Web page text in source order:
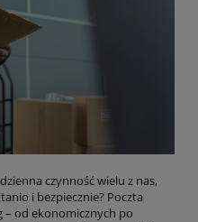
czynność wielu z nas,
i bezpiecznie? Poczta
– od ekonomicznych po